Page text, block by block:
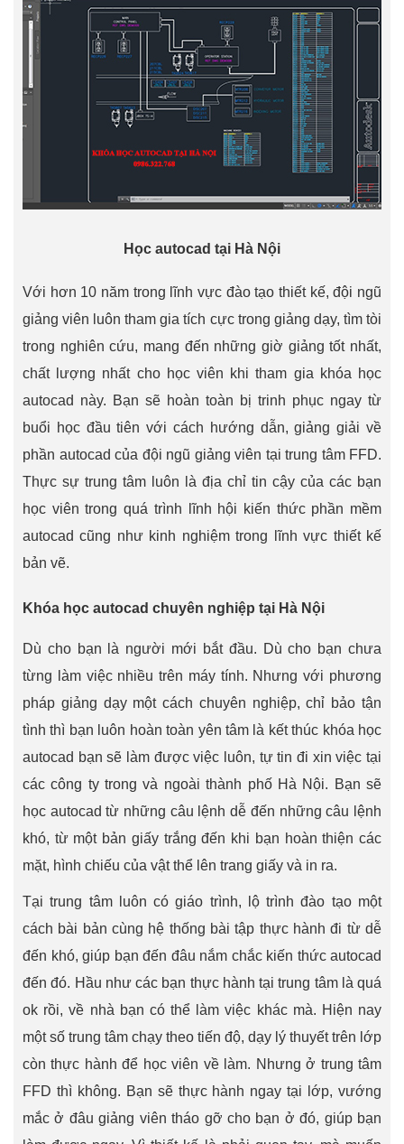
Học autocad tại Hà Nội
Với hơn 10 năm trong lĩnh vực đào tạo thiết kế, đội ngũ
giảng viên luôn tham gia tích cực trong giảng dạy, tìm tòi
trong nghiên cứu, mang đến những giờ giảng tốt nhất,
chất lượng nhất cho học viên khi tham gia khóa học
autocad này. Bạn sẽ hoàn toàn bị trinh phục ngay từ
buổi học đầu tiên với cách hướng dẫn, giảng giải về
phần autocad của đội ngũ giảng viên tại trung tâm FFD.
Thực sự trung tâm luôn là địa chỉ tin cậy của các bạn
học viên trong quá trình lĩnh hội kiến thức phần mềm
autocad cũng như kinh nghiệm trong lĩnh vực thiết kế
bản vẽ.
Khóa học autocad chuyên nghiệp tại Hà Nội
Dù cho bạn là người mới bắt đầu. Dù cho bạn chưa
từng làm việc nhiều trên máy tính. Nhưng với phương
pháp giảng dạy một cách chuyên nghiệp, chỉ bảo tận
tình thì bạn luôn hoàn toàn yên tâm là kết thúc khóa học
autocad bạn sẽ làm được việc luôn, tự tin đi xin việc tại
các công ty trong và ngoài thành phố Hà Nội. Bạn sẽ
học autocad từ những câu lệnh dễ đến những câu lệnh
khó, từ một bản giấy trắng đến khi bạn hoàn thiện các
mặt, hình chiếu của vật thể lên trang giấy và in ra.
Tại trung tâm luôn có giáo trình, lộ trình đào tạo một
cách bài bản cùng hệ thống bài tập thực hành đi từ dễ
đến khó, giúp bạn đến đâu nắm chắc kiến thức autocad
đến đó. Hầu như các bạn thực hành tại trung tâm là quá
ok rồi, về nhà bạn có thể làm việc khác mà. Hiện nay
một số trung tâm chạy theo tiến độ, dạy lý thuyết trên lớp
còn thực hành để học viên về làm. Nhưng ở trung tâm
FFD thì không. Bạn sẽ thực hành ngay tại lớp, vướng
mắc ở đâu giảng viên tháo gỡ cho bạn ở đó, giúp bạn